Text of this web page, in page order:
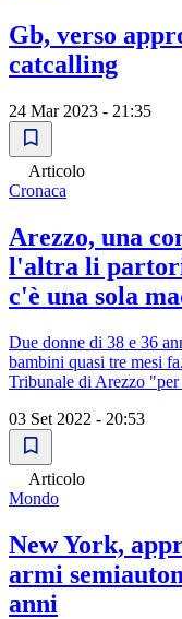
Gb, verso
catcalling
24 Mar 2023 - 21:35
Articolo
Cronaca
Arezzo, una
l'altra li
c'è una sola
Due donne di 38 e 36
bambini quasi tre mesi
Tribunale di Arezzo
03 Set 2022 - 20:53
Articolo
Mondo
New York,
armi
anni